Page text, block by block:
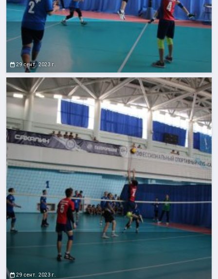
29 сент. 2023 г.
29 сент. 2023 г.